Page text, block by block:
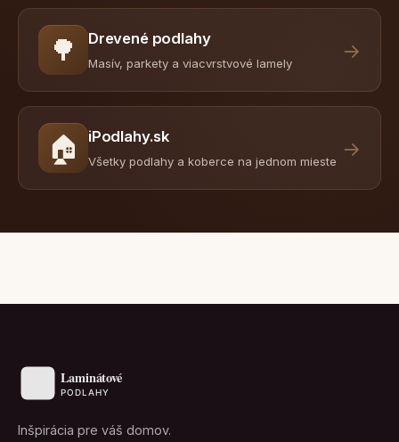
🌳 Drevené podlahy
Masív, parkety a viacvrstvové lamely
→
🏠 iPodlahy.sk
Všetky podlahy a koberce na jednom mieste
→
Inšpirácia pre váš domov.